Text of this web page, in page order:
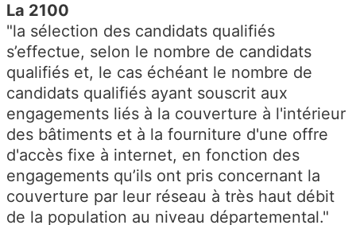
La 2100
"la sélection des candidats qualifiés
s’effectue, selon le nombre de candidats
qualifiés et, le cas échéant le nombre de
candidats qualifiés ayant souscrit aux
engagements liés à la couverture à l'intérieur
des bâtiments et à la fourniture d'une offre
d'accès fixe à internet, en fonction des
engagements qu’ils ont pris concernant la
couverture par leur réseau à très haut débit
de la population au niveau départemental."